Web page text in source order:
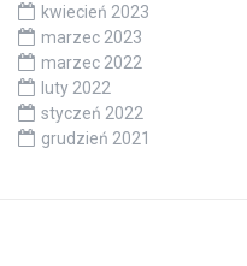
kwiecień 2023
marzec 2023
marzec 2022
luty 2022
styczeń 2022
grudzień 2021